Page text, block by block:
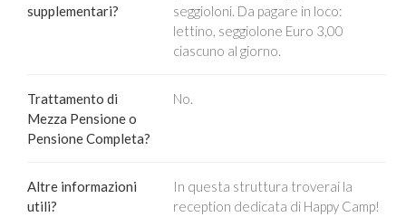
supplementari?
seggioloni. Da pagare in loco:
lettino, seggiolone Euro 3,00
ciascuno al giorno.
Trattamento di
Mezza Pensione o
Pensione Completa?
No.
Altre informazioni
utili?
In questa struttura troverai la
reception dedicata di Happy Camp!